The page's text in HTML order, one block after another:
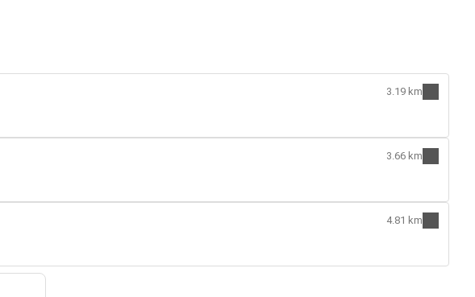
3.19 km
3.66 km
4.81 km